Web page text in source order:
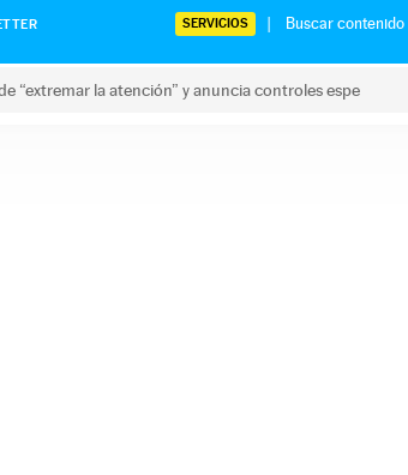
SERVICIOS
“extremar la atención” y anuncia controles espe